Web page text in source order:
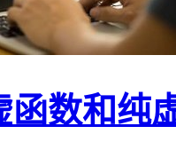
函数和纯